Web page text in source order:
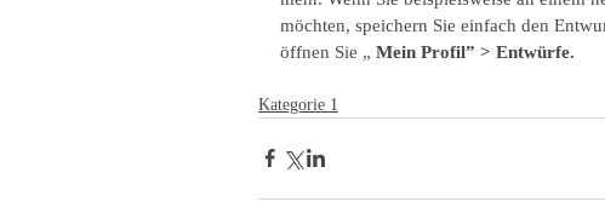
möchten, speichern Sie einfach den
öffnen Sie „ Mein Profil” > Entwürfe.
Kategorie 1